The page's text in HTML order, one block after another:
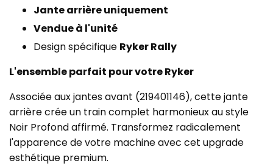
Jante arrière uniquement
Vendue à l'unité
Design spécifique Ryker Rally
L'ensemble parfait pour votre Ryker
Associée aux jantes avant (219401146), cette jante
arrière crée un train complet harmonieux au style
Noir Profond affirmé. Transformez radicalement
l'apparence de votre machine avec cet upgrade
esthétique premium.